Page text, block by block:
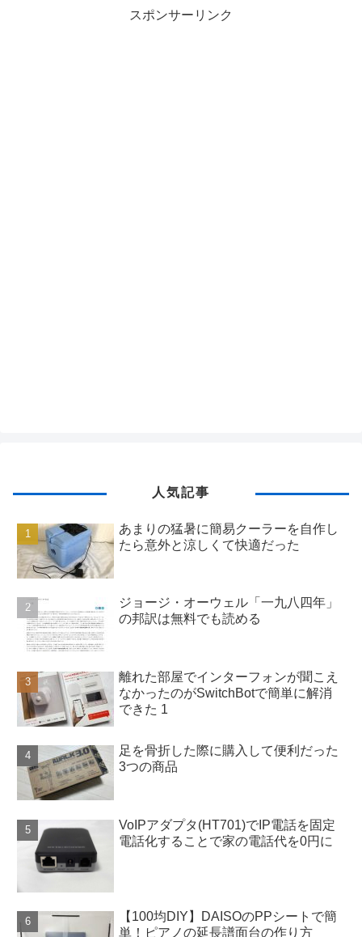
スポンサーリンク
人気記事
あまりの猛暑に簡易クーラーを自作し
たら意外と涼しくて快適だった
ジョージ・オーウェル「一九八四年」
の邦訳は無料でも読める
離れた部屋でインターフォンが聞こえ
なかったのがSwitchBotで簡単に解消
できた 1
足を骨折した際に購入して便利だった
3つの商品
VoIPアダプタ(HT701)でIP電話を固定
電話化することで家の電話代を0円に
【100均DIY】DAISOのPPシートで簡
単！ピアノの延長譜面台の作り方